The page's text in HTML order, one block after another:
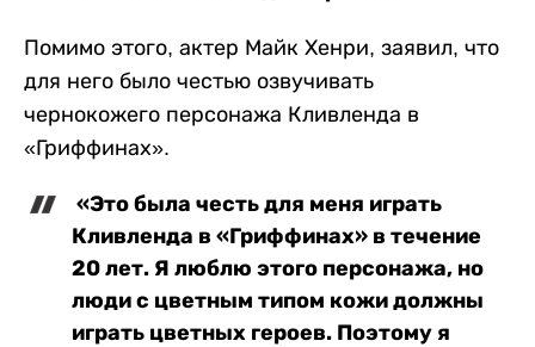
Помимо этого, актер Майк Хенри, заявил, что
для него было честью озвучивать
чернокожего персонажа Кливленда в
«Гриффинах».
«Это была честь для меня играть
Кливленда в «Гриффинах» в течение
20 лет. Я люблю этого персонажа, но
люди с цветным типом кожи должны
играть цветных героев. Поэтому я